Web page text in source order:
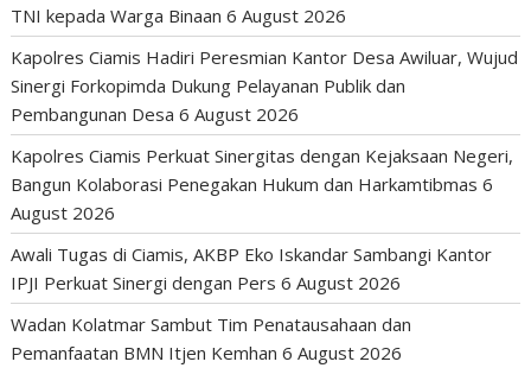
TNI kepada Warga Binaan 6 August 2026
Kapolres Ciamis Hadiri Peresmian Kantor Desa Awiluar, Wujud
Sinergi Forkopimda Dukung Pelayanan Publik dan
Pembangunan Desa 6 August 2026
Kapolres Ciamis Perkuat Sinergitas dengan Kejaksaan Negeri,
Bangun Kolaborasi Penegakan Hukum dan Harkamtibmas 6
August 2026
Awali Tugas di Ciamis, AKBP Eko Iskandar Sambangi Kantor
IPJI Perkuat Sinergi dengan Pers 6 August 2026
Wadan Kolatmar Sambut Tim Penatausahaan dan
Pemanfaatan BMN Itjen Kemhan 6 August 2026